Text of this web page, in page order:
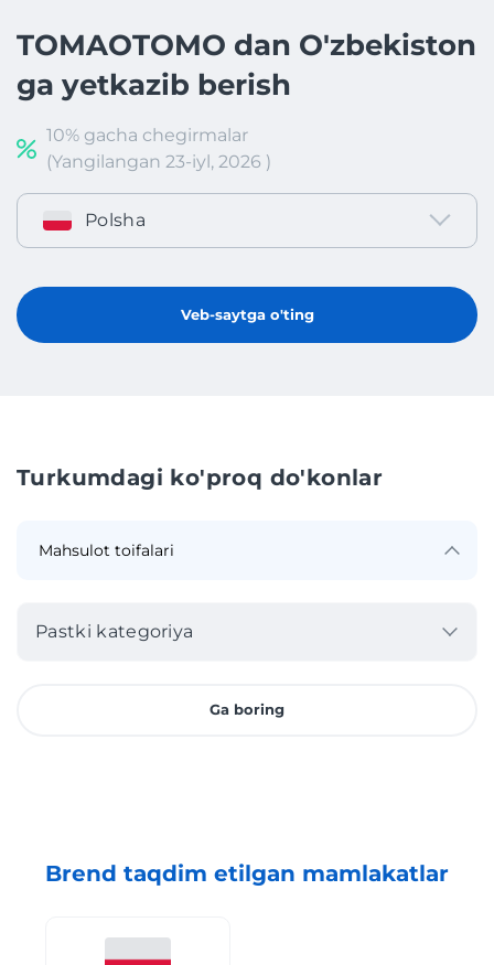
TOMAOTOMO dan O'zbekiston
ga yetkazib berish
10% gacha chegirmalar
(Yangilangan 23-iyl, 2026 )
Polsha
Veb-saytga o'ting
Turkumdagi ko'proq do'konlar
Pastki kategoriya
Ga boring
Brend taqdim etilgan mamlakatlar